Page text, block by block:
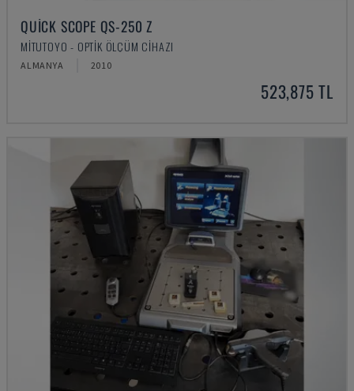
QUICK SCOPE QS-250 Z
MITUTOYO - OPTIK ÖLÇÜM CIHAZI
ALMANYA 2010
523,875 TL